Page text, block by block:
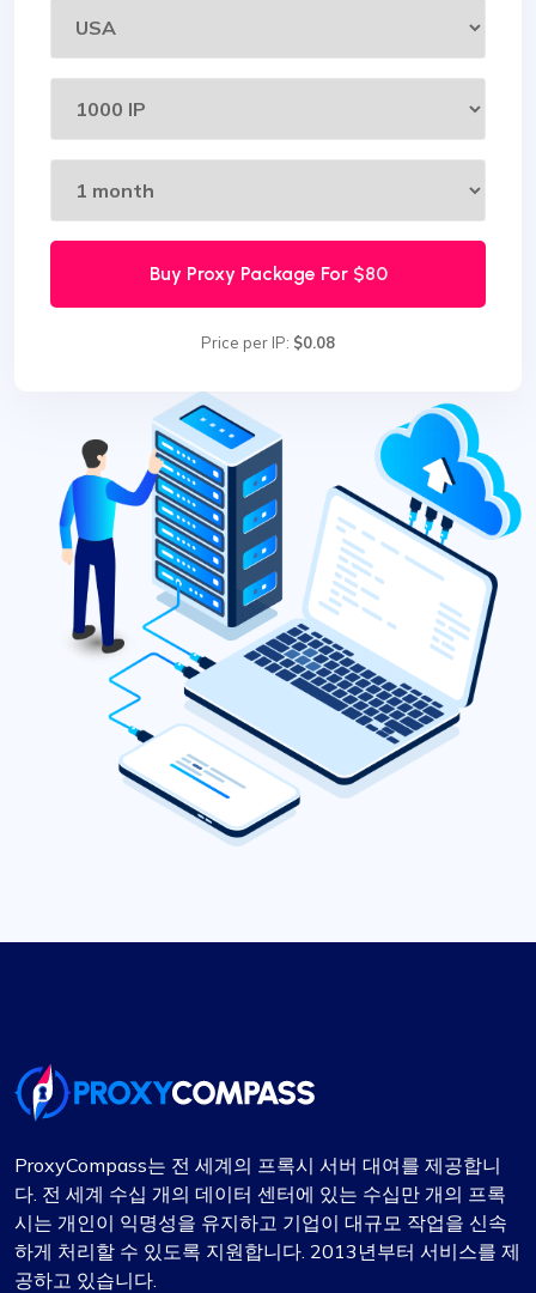
Buy Proxy Package For $80
Price per IP: $0.08
ProxyCompass는 전 세계의 프록시 서버 대여를 제공합니
다. 전 세계 수십 개의 데이터 센터에 있는 수십만 개의 프록
시는 개인이 익명성을 유지하고 기업이 대규모 작업을 신속
하게 처리할 수 있도록 지원합니다. 2013년부터 서비스를 제
공하고 있습니다.